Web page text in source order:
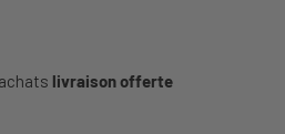
livraison offerte